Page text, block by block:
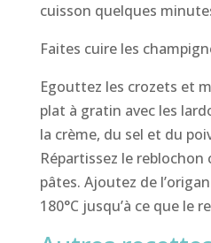
cuisson quelques
Faites cuire les
Egouttez les crozets et
plat à gratin avec les
la crème, du sel et du
Répartissez le reblochon
pâtes. Ajoutez de
180°C jusqu’à ce que le